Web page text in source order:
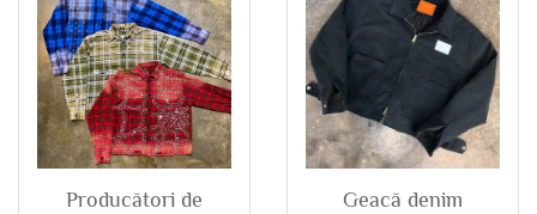
colorate și
asamblate, pentru
bărbați, la pachet cu
jachetă și șort
strălucitoare, pentru
bărbați
Producători de
Geacă denim